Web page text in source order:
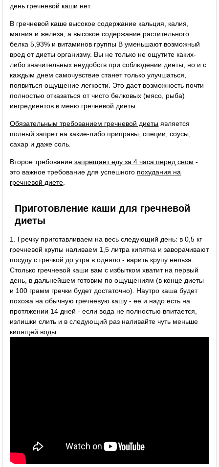
день гречневой каши нет.
В гречневой каше высокое содержание кальция, калия,
магния и железа, а высокое содержание растительного
белка 5,93% и витаминов группы B уменьшают возможный
вред от диеты организму. Вы не только не ощутите каких-
либо значительных неудобств при соблюдении диеты, но и с
каждым днем самочувствие станет только улучшаться,
появиться ощущение легкости. Это дает возможность почти
полностью отказаться от чисто белковых (мясо, рыба)
ингредиентов в меню гречневой диеты.
Обязательным требованием гречневой диеты является
полный запрет на какие-либо приправы, специи, соусы,
сахар и даже соль.
Второе требованиезапрещает еду за 4 часа перед сном -
это важное требование для успешного похудания на
гречневой диете
Приготовление каши для гречневой
диеты
1. Гречку приготавливаем на весь следующий день: в 0,5 кг
гречневой крупы наливаем 1,5 литра кипятка и заворачивают
посуду с гречкой до утра в одеяло - варить крупу нельзя.
Столько гречневой каши вам с избытком хватит на первый
день, в дальнейшем готовим по ощущениям (в конце диеты
и 100 грамм гречки будет достаточно). Наутро каша будет
похожа на обычную гречневую кашу - ее и надо есть на
протяжении 14 дней - если вода не полностью впитается,
излишки слить и в следующий раз наливайте чуть меньше
кипящей воды.